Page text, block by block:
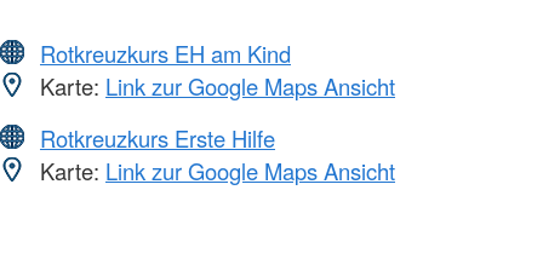
Rotkreuzkurs EH am Kind
Karte: Link zur Google Maps Ansicht
Rotkreuzkurs Erste Hilfe
Karte: Link zur Google Maps Ansicht